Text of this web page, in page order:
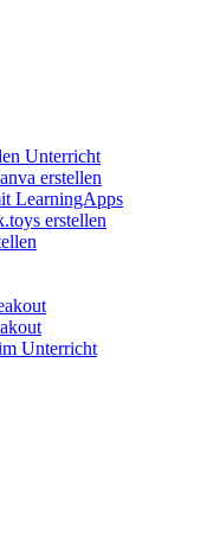
Unterricht
erstellen
LearningApps
erstellen
Unterricht